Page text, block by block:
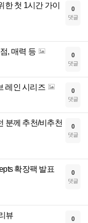
첫 1시간 가이
0
댓글
, 매력 등 0
댓글
레인 시리즈 0
댓글
분께 추천/비추천
0
댓글
확장팩 발표
0
댓글
뷰 0